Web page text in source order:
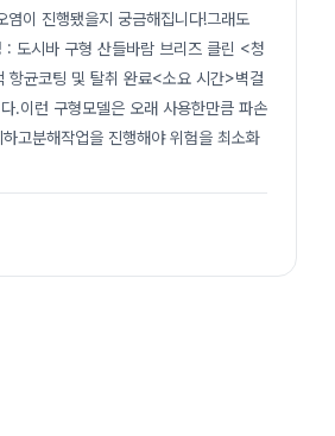
이 진행됐을지 궁금해집니다!그래도
: 도시바 구형 산들바람 브리즈 클린 <청
항균코팅 및 탈취 완료<소요 시간>벽걸
.이런 구형모델은 오래 사용한만큼 파손
고분해작업을 진행해야 위험을 최소화